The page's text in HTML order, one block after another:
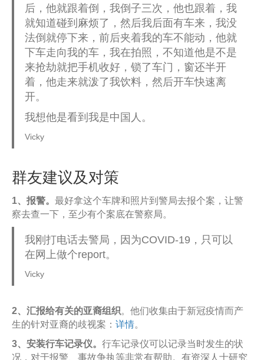
后，他就跟着倒，我倒子三次，他也跟着，我
就知道碰到麻烦了，然后我后面有车来，我没
法倒就停下来，前后夹着我的车不能动，他就
下车走向我的车，我在拍照，不知道他是不是
来抢劫就把手机收好，锁了车门，窗还半开
着，他走来就泼了我饮料，然后开车快速离
开。
我想他是看到我是中国人。
Vicky
群友建议及对策
1、报警。 最好拿这个车牌和照片到警局去报个案，让警
察去查一下，至少有个案底在警察局。
我刚打电话去警局，因为COVID-19，只可以
在网上做个report。
Vicky
2、汇报给有关的亚裔组织。他们收集由于新冠疫情而产
生的针对亚裔的歧视案： 详情。
3、安装行车记录仪。 行车记录仪可以记录当时发生的状
况，对于报警、事故争执等非常有帮助。有资深人士研究